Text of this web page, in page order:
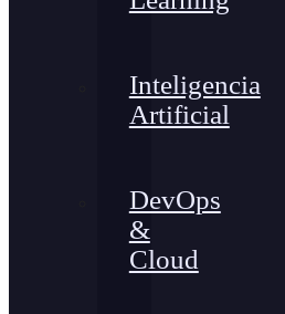
Inteligencia
Artificial
DevOps
&
Cloud